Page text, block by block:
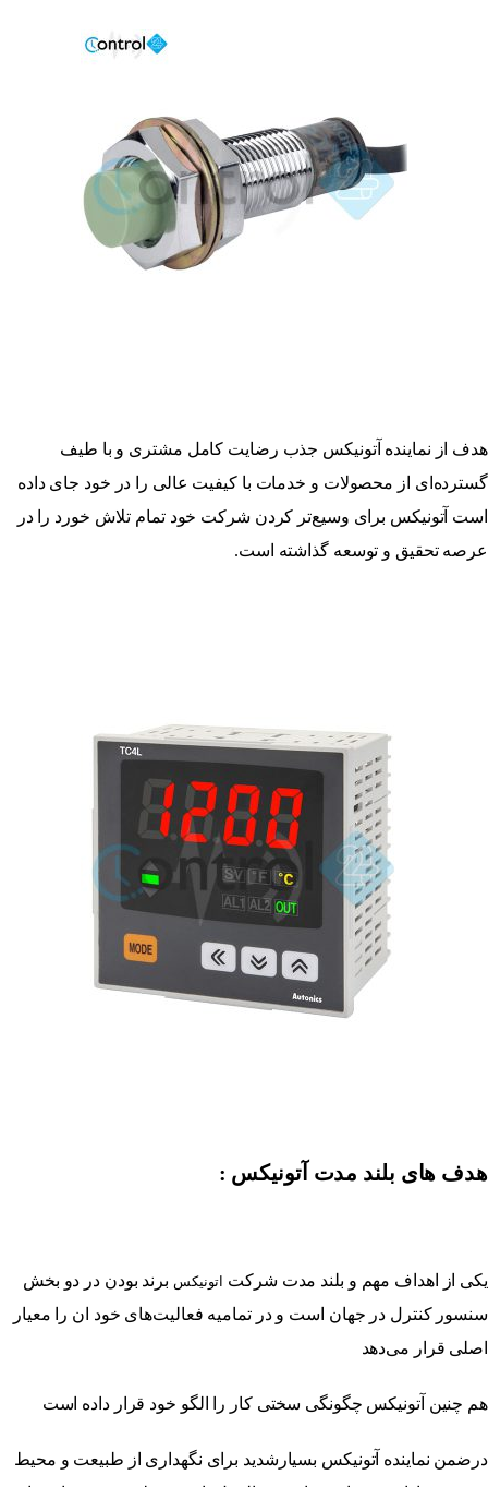
هدف از نماینده آتونیکس جذب رضایت کامل مشتری و با طیف
گسترده‌ای از محصولات و خدمات با کیفیت عالی را در خود جای داده
است آتونیکس برای وسیع‌تر کردن شرکت خود تمام تلاش خورد را در
عرصه تحقیق و توسعه گذاشته است.
هدف های بلند مدت آتونیکس :
یکی از اهداف مهم و بلند مدت شرکت اتونیکس برند بودن در دو بخش
سنسور کنترل در جهان است و در تمامیه فعالیت‌های خود ان را معیار
اصلی قرار می‌دهد
هم چنین آتونیکس چگونگی سختی کار را الگو خود قرار داده است
درضمن نماینده آتونیکس بسیارشدید برای نگهداری از طبیعت و محیط